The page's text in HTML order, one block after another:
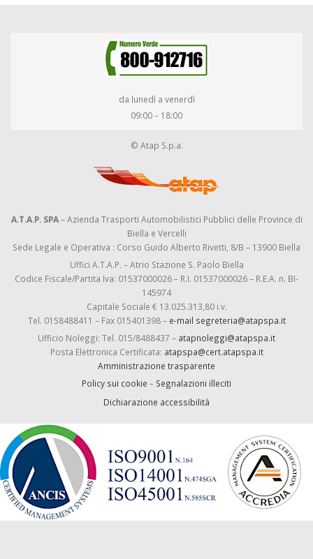
da lunedì a venerdì
09:00 – 18:00
© Atap S.p.a.
A.T.A.P. SPA– Azienda Trasporti Automobilistici Pubblici delle Province di
Biella e Vercelli
Sede Legale e Operativa : Corso Guido Alberto Rivetti, 8/B – 13900 Biella
Uffici A.T.A.P. – Atrio Stazione S. Paolo Biella
Codice Fiscale/Partita Iva: 01537000026 – R.I. 01537000026 – R.E.A. n. BI-
145974
Capitale Sociale € 13.025.313,80 i.v.
Tel. 0158488411 – Fax 015401398 – e-mail segreteria@atapspa.it
Ufficio Noleggi: Tel. 015/8488437 – atapnoleggi@atapspa.it
Posta Elettronica Certificata: atapspa@cert.atapspa.it
Amministrazione trasparente
Policy sui cookie – Segnalazioni illeciti
Dichiarazione accessibilità